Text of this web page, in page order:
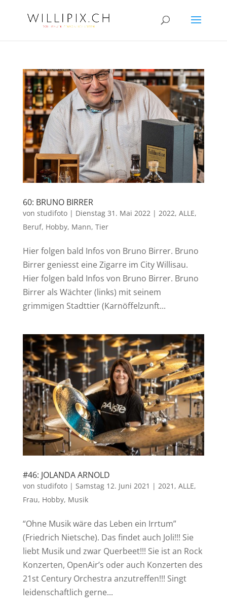
60: BRUNO BIRRER
von studifoto| Dienstag 31. Mai 2022| 2022, ALLE,
Beruf, Hobby, Mann, Tier
Hier folgen bald Infos von Bruno Birrer. Bruno
Birrer geniesst eine Zigarre im City Willisau.
Hier folgen bald Infos von Bruno Birrer. Bruno
Birrer als Wächter (links) mit seinem
grimmigen Stadttier (Karnöffelzunft...
#46: JOLANDA ARNOLD
von studifoto| Samstag 12. Juni 2021 | 2021 , ALLE,
Frau, Hobby, Musik
“Ohne Musik wäre das Leben ein Irrtum”
(Friedrich Nietsche). Das findet auch Joli!!! Sie
liebt Musik und zwar Querbeet!!! Sie ist an Rock
Konzerten, OpenAir’s oder auch Konzerten des
21st Century Orchestra anzutreffen!!! Singt
leidenschaftlich gerne...